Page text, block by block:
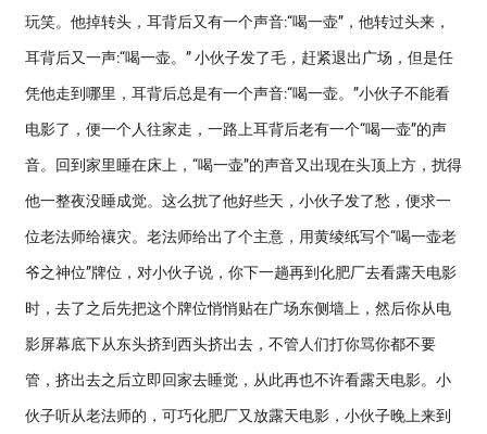
玩笑。他掉转头，耳背后又有一个声音:“喝一壶”，他转过头来，
耳背后又一声:“喝一壶。” 小伙子发了毛，赶紧退出广场，但是任
凭他走到哪里，耳背后总是有一个声音:“喝一壶。”小伙子不能看
电影了，便一个人往家走，一路上耳背后老有一个“喝一壶”的声
音。回到家里睡在床上，“喝一壶”的声音又出现在头顶上方，扰得
他一整夜没睡成觉。这么扰了他好些天，小伙子发了愁，便求一
位老法师给禳灾。老法师给出了个主意，用黄绫纸写个“喝一壶老
爷之神位”牌位，对小伙子说，你下一趟再到化肥厂去看露天电影
时，去了之后先把这个牌位悄悄贴在广场东侧墙上，然后你从电
影屏幕底下从东头挤到西头挤出去，不管人们打你骂你都不要
管，挤出去之后立即回家去睡觉，从此再也不许看露天电影。小
伙子听从老法师的，可巧化肥厂又放露天电影，小伙子晚上来到